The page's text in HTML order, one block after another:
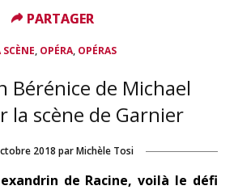
SCÈNE, OPÉRA, OPÉRAS
Bérénice de Michael
la scène de Garnier
2018 par Michèle Tosi
de Racine, voilà le défi
PARTAGER
PARTAGER